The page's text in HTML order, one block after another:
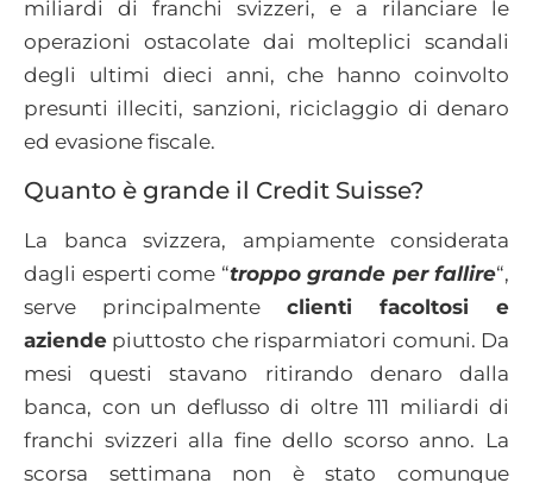
miliardi di franchi svizzeri, e a rilanciare le
operazioni ostacolate dai molteplici scandali
degli ultimi dieci anni, che hanno coinvolto
presunti illeciti, sanzioni, riciclaggio di denaro
ed evasione fiscale.
Quanto è grande il Credit Suisse?
La banca svizzera, ampiamente considerata
dagli esperti come “troppo grande per fallire“,
serve principalmente clienti facoltosi e
aziende piuttosto che risparmiatori comuni. Da
mesi questi stavano ritirando denaro dalla
banca, con un deflusso di oltre 111 miliardi di
franchi svizzeri alla fine dello scorso anno. La
scorsa settimana non è stato comunque